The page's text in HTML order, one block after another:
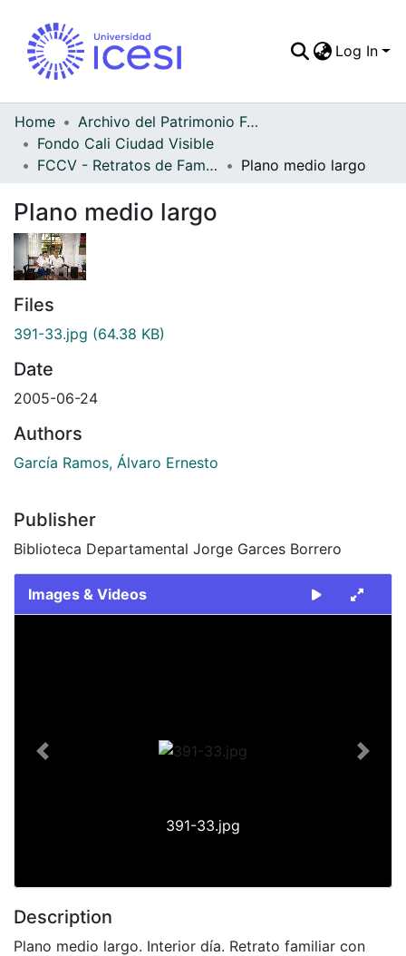
Log In
Home
Archivo del Patrimonio Fotográfico y Fílmico del Valle del Cauca
Fondo Cali Ciudad Visible
FCCV - Retratos de Familia - Patrimonial
Plano medio largo
Plano medio largo
Files
391-33.jpg (64.38 KB)
Date
2005-06-24
Authors
García Ramos, Álvaro Ernesto
Publisher
Biblioteca Departamental Jorge Garces Borrero
Images & Videos
391-33.jpg
Previous Next
Description
Plano medio largo. Interior día. Retrato familiar con